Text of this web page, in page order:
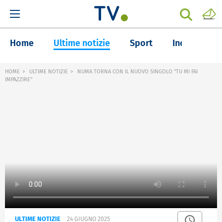
Home Ultime notizie Sport Inchieste
HOME ULTIME NOTIZIE
NUMA TORNA CON IL NUOVO SINGOLO "TU MI FAI
IMPAZZIRE"
ULTIME NOTIZIE 24 GIUGNO 2025